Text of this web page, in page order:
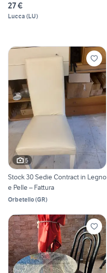
27 €
Lucca (LU)
5
Stock 30 Sedie Contract in Legno
e Pelle – Fattura
Orbetello(GR)